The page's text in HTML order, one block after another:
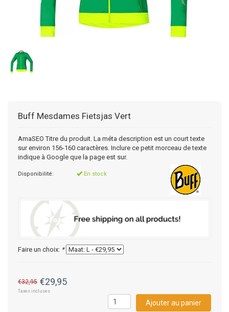
Buff Mesdames Fietsjas Vert
AmaSEO Titre du produit. La méta description est un court texte
sur environ 156-160 caractères. Inclure ce petit morceau de texte
indique à Google que la page est sur.
Disponibilité: En stock
Faire un choix: *
€32,95 €29,95
Taxes incluses
Ajouter au panier